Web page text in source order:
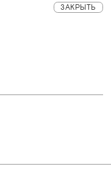
ЗАКРЫТЬ